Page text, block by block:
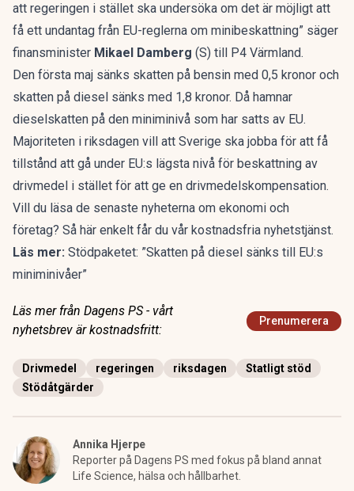
att regeringen i stället ska undersöka om det är möjligt att
få ett undantag från EU-reglerna om minibeskattning” säger
finansminister Mikael Damberg (S) till P4 Värmland.
Den första maj sänks skatten på bensin med 0,5 kronor och
skatten på diesel sänks med 1,8 kronor. Då hamnar
dieselskatten på den miniminivå som har satts av EU.
Majoriteten i riksdagen vill att Sverige ska jobba för att få
tillstånd att gå under EU:s lägsta nivå för beskattning av
drivmedel i stället för att ge en drivmedelskompensation.
Vill du läsa de senaste nyheterna om ekonomi och
företag? Så här enkelt får du vår kostnadsfria nyhetstjänst.
Läs mer: Stödpaketet: ”Skatten på diesel sänks till EU:s
miniminivåer”
Läs mer från Dagens PS - vårt
nyhetsbrev är kostnadsfritt:
Prenumerera
Drivmedel regeringen riksdagen
Statligt stöd
Stödåtgärder
Annika Hjerpe
Reporter på Dagens PS med fokus på bland annat
Life Science, hälsa och hållbarhet.